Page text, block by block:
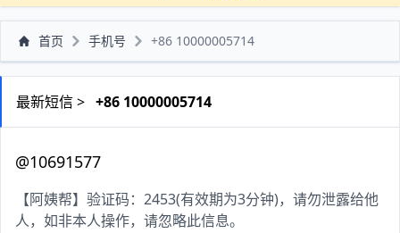
首页 手机号 +86 10000005714
最新短信 > +86 10000005714
@10691577
【阿姨帮】验证码：2453(有效期为3分钟)，请勿泄露给他
人，如非本人操作，请忽略此信息。